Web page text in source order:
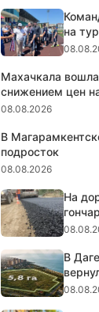
на
Махачкала
снижением цен
08.08.2026
В
подросток
08.08.2026
На
В